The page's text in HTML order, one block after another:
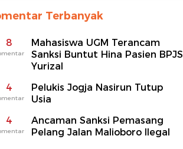
Terbanyak
8
Mahasiswa UGM Terancam
Sanksi Buntut Hina Pasien BPJS
Yurizal
4
Pelukis Jogja Nasirun Tutup
Usia
4
Ancaman Sanksi Pemasang
Pelang Jalan Malioboro Ilegal